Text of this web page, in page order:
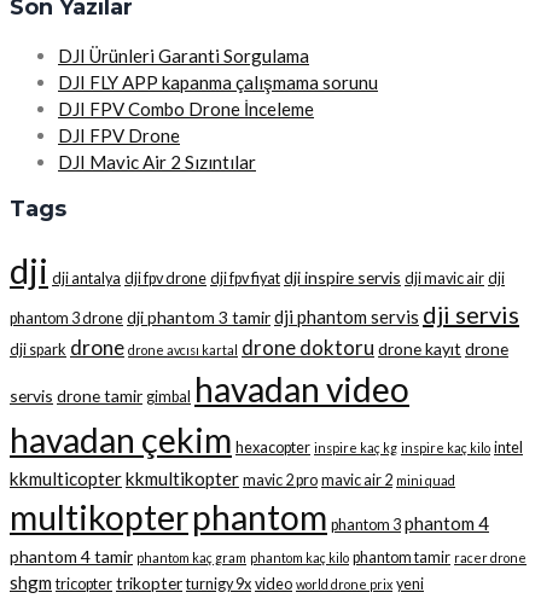
Son Yazılar
DJI Ürünleri Garanti Sorgulama
DJI FLY APP kapanma çalışmama sorunu
DJI FPV Combo Drone İnceleme
DJI FPV Drone
DJI Mavic Air 2 Sızıntılar
Tags
dji dji antalya dji fpv drone dji fpv fiyat dji inspire servis dji mavic air dji
phantom 3 drone dji phantom 3 tamirdji phantom servis dji servis
dji spark drone drone avcısı kartal drone doktoru drone kayıt drone
servis drone tamir gimbal havadan video
havadan çekim hexacopter inspire kaç kg inspire kaç kilo intel
kkmulticopterkkmultikopter mavic 2 pro mavic air 2 mini quad
multikopterphantom phantom 3 phantom 4
phantom 4 tamir phantom kaç gram phantom kaç kilo phantom tamir racer drone
shgm tricopter trikopter turnigy 9x video world drone prix yeni